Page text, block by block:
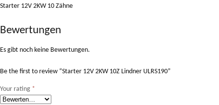
Starter 12V 2KW 10 Zähne
Bewertungen
Es gibt noch keine Bewertungen.
Be the first to review “Starter 12V 2KW 10Z Lindner ULRS190”
Your rating *